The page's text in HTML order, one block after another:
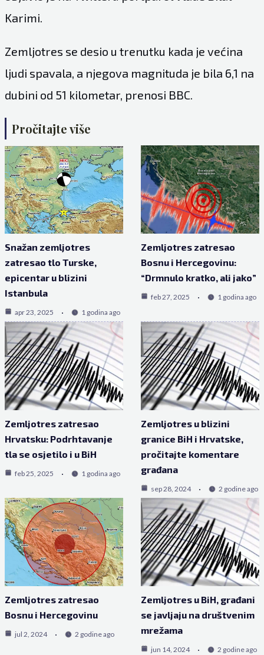
Karimi.
Zemljotres se desio u trenutku kada je većina
ljudi spavala, a njegova magnituda je bila 6,1 na
dubini od 51 kilometar, prenosi BBC.
Pročitajte više
Snažan zemljotres
zatresao tlo Turske,
epicentar u blizini
Istanbula
apr 23, 2025 1 godina ago
Zemljotres zatresao
Bosnu i Hercegovinu:
“Drmnulo kratko, ali jako”
feb 27, 2025 1 godina ago
Zemljotres zatresao
Hrvatsku: Podrhtavanje
tla se osjetilo i u BiH
feb 25, 2025 1 godina ago
Zemljotres u blizini
granice BiH i Hrvatske,
pročitajte komentare
građana
sep 28, 2024 2 godine ago
Zemljotres zatresao
Bosnu i Hercegovinu
jul 2, 2024 2 godine ago
Zemljotres u BiH, građani
se javljaju na društvenim
mrežama
jun 14, 2024 2 godine ago